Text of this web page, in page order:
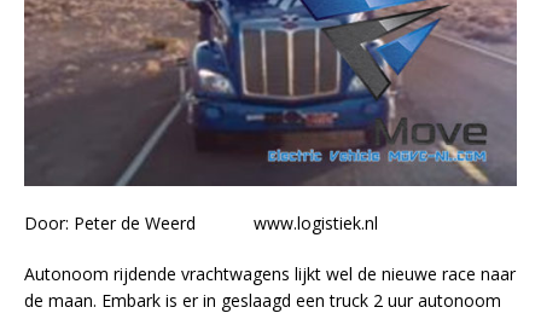
Door: Peter de Weerd www.logistiek.nl
Autonoom rijdende vrachtwagens lijkt wel de nieuwe race naar
de maan. Embark is er in geslaagd een truck 2 uur autonoom